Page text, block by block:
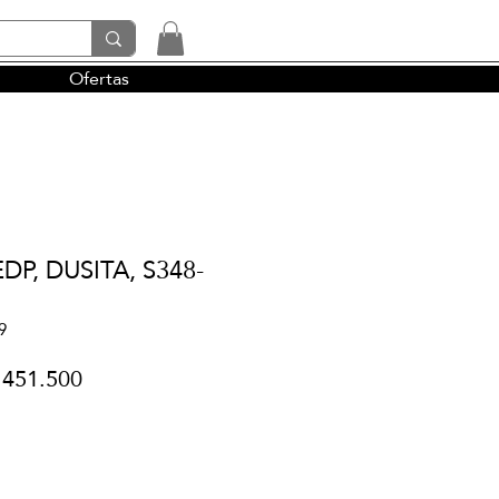
y la perfumería árabe
Ofertas
DUSITA, S348-
Precio